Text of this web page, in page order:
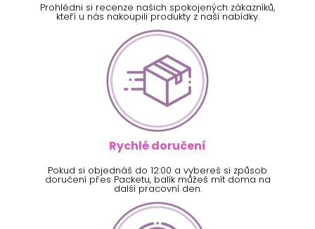
Prohlédni si recenze našich spokojených zákazníků,
kteří u nás nakoupili produkty z naší nabídky.
Rychlé doručení
Pokud si objednáš do 12:00 a vybereš si způsob
doručení přes Packetu, balík můžeš mít doma na
další pracovní den.